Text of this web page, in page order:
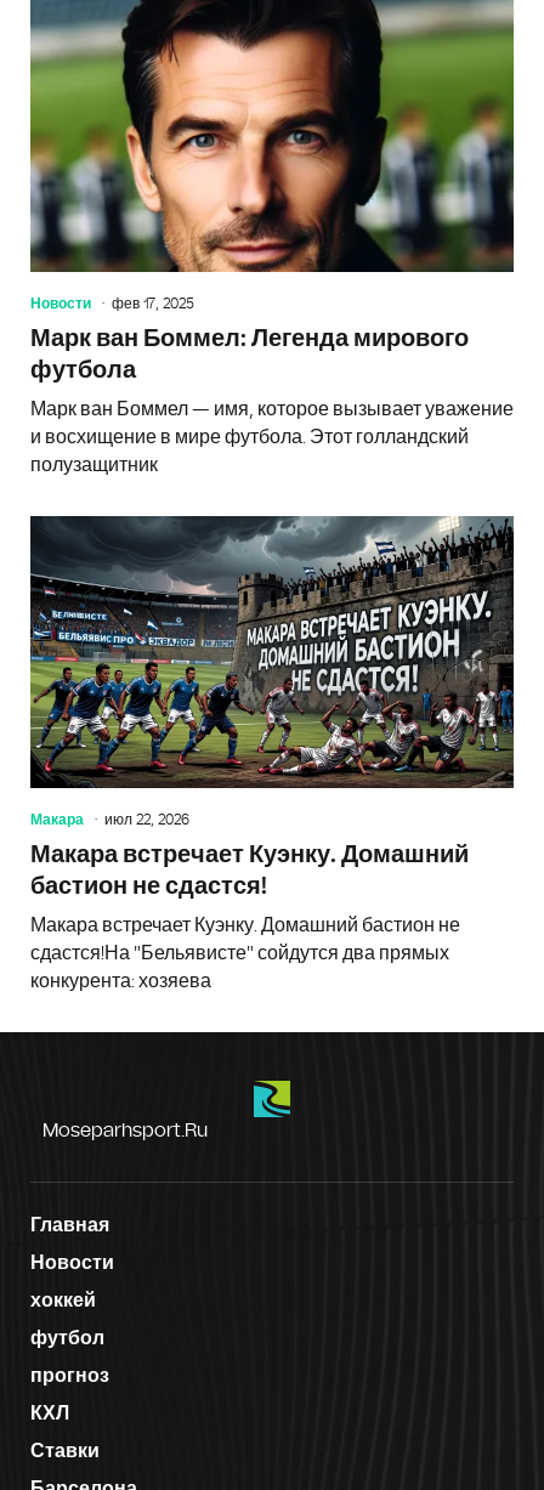
Новости фев 17, 2025
Марк ван Боммел: Легенда мирового
футбола
Марк ван Боммел — имя, которое вызывает уважение
и восхищение в мире футбола. Этот голландский
полузащитник
Макара июл 22, 2026
Макара встречает Куэнку. Домашний
бастион не сдастся!
Макара встречает Куэнку. Домашний бастион не
сдастся!На "Бельявисте" сойдутся два прямых
конкурента: хозяева
Moseparhsport.ru
Главная
Новости
хоккей
футбол
прогноз
КХЛ
Ставки